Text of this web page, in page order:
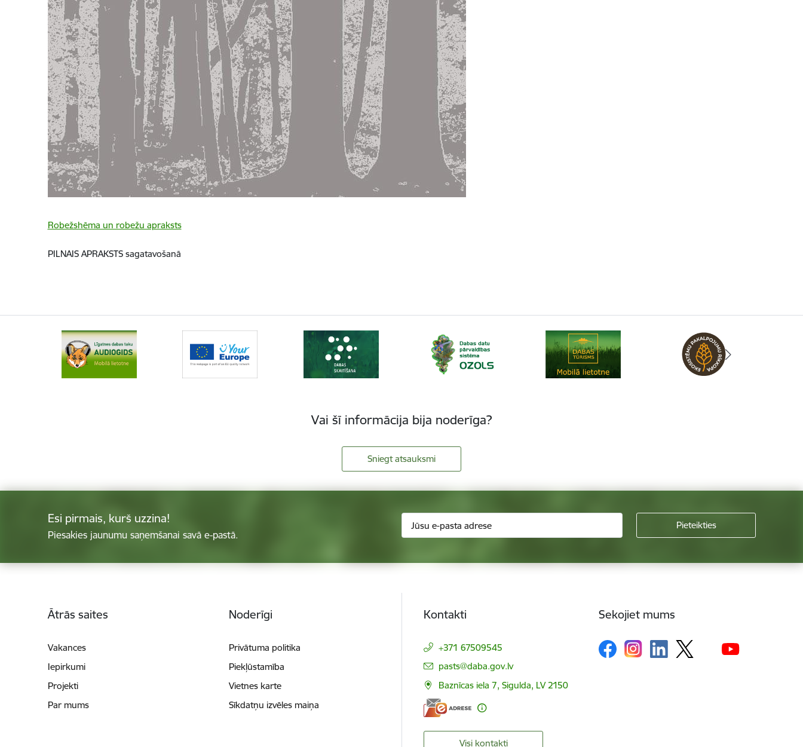
Robežshēma un robežu apraksts
PILNAIS APRAKSTS sagatavošanā
Vai šī informācija bija noderīga?
Sniegt atsauksmi
Esi pirmais, kurš uzzina!
Piesakies jaunumu saņemšanai savā e-pastā.
Ātrās saites
Vakances
Iepirkumi
Projekti
Par mums
Noderīgi
Privātuma politika
Piekļūstamība
Vietnes karte
Sīkdatņu izvēles maiņa
Kontakti
+371 67509545
E-pasts:
pasts@daba.gov.lv
Baznīcas iela 7, Sigulda, LV 2150
Visi kontakti
Sekojiet mums